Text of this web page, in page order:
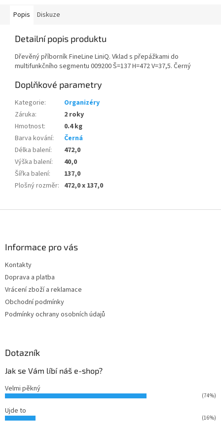
Popis Diskuze
Detailní popis produktu
Dřevěný příborník FineLine LiniQ. Vklad s přepážkami do
multifunkčního segmentu 009200 Š=137 H=472 V=37,5. Černý
Doplňkové parametry
Kategorie:
Organizéry
Záruka:
2 roky
Hmotnost:
0.4 kg
Barva kování:
Černá
Délka balení:
472,0
Výška balení:
40,0
Šířka balení:
137,0
Plošný rozměr: 472,0 x 137,0
Informace pro vás
Kontakty
Doprava a platba
Vrácení zboží a reklamace
Obchodní podmínky
Podmínky ochrany osobních údajů
Dotazník
Jak se Vám líbí náš e-shop?
Velmi pěkný
(74%)
Ujde to
(16%)